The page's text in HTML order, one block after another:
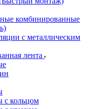
комбинированные
с металлическим
лента
с кольцом